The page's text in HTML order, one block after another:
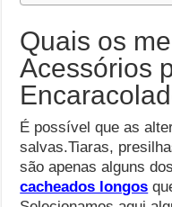
Quais os
Acessórios
É possível que as
salvas.Tiaras,
são apenas alguns
cacheados longos